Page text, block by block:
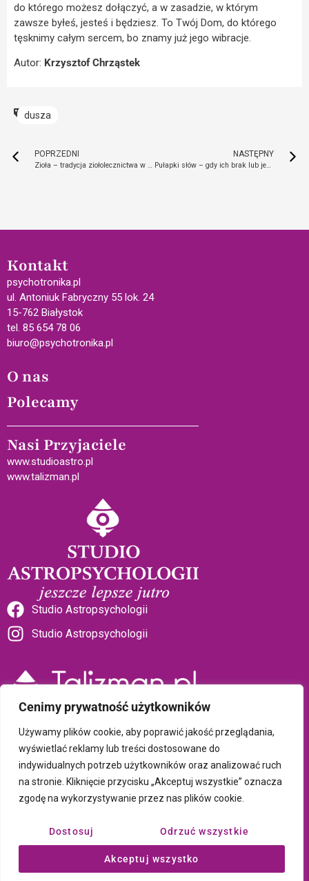
Cenimy prywatność użytkowników
Używamy plików cookie, aby poprawić jakość przeglądania,
wyświetlać reklamy lub treści dostosowane do
indywidualnych potrzeb użytkowników oraz analizować ruch
na stronie. Kliknięcie przycisku „Akceptuj wszystkie” oznacza
zgodę na wykorzystywanie przez nas plików cookie.
Dostosuj Odrzuć wszystkie
Akceptuj wszystko
do którego możesz dołączyć, a w zasadzie, w którym
zawsze byłeś, jesteś i będziesz. To Twój Dom, do którego
tęsknimy całym sercem, bo znamy już jego wibracje.
Autor: Krzysztof Chrząstek
dusza
POPRZEDNI
Zioła – tradycja ziołolecznictwa w polskim domu
NASTĘPNY
Pułapki słów – gdy ich brak lub jest ich zbyt wiele
Kontakt
psychotronika.pl
ul. Antoniuk Fabryczny 55 lok. 24
15-762 Białystok
tel. 85 654 78 06
biuro@psychotronika.pl
O nas
Polecamy
Nasi Przyjaciele
www.studioastro.pl
www.talizman.pl
Studio Astropsychologii
Studio Astropsychologii
Sklep Talizman
Polityka prywatności i plików cookie